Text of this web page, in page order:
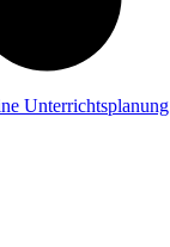
Unterrichtsplanung